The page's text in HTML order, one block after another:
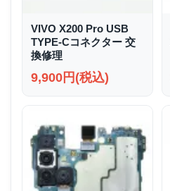
VIVO X200 Pro USB
TYPE-Cコネクター 交
換修理
9,900円(税込)